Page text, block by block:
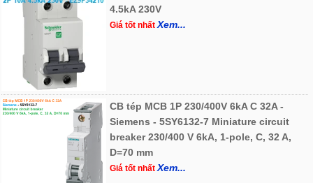
4.5kA 230V
Giá tốt nhấtXem...
CB tép MCB 1P 230/400V 6kA C 32A -
Siemens - 5SY6132-7 Miniature circuit
breaker 230/400 V 6kA, 1-pole, C, 32 A,
D=70 mm
Giá tốt nhấtXem...